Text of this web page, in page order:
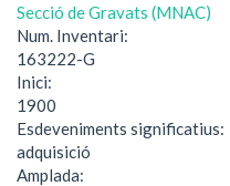
Secció de Gravats (MNAC)
Num. Inventari:
163222-G
Inici:
1900
Esdeveniments significatius:
adquisició
Amplada: